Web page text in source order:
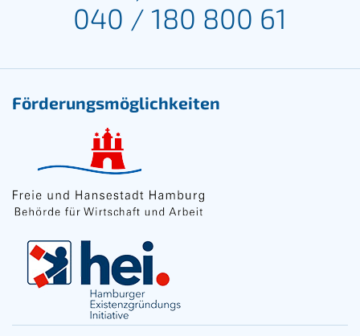
040 / 180 800 61
Förderungsmöglichkeiten